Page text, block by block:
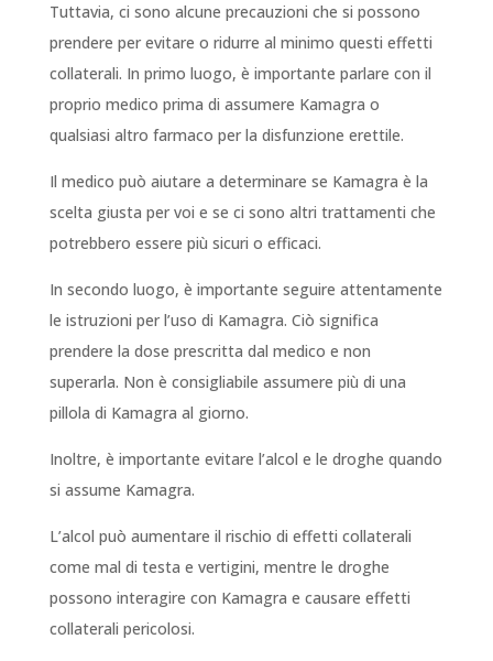
Tuttavia, ci sono alcune precauzioni che si possono
prendere per evitare o ridurre al minimo questi effetti
collaterali. In primo luogo, è importante parlare con il
proprio medico prima di assumere Kamagra o
qualsiasi altro farmaco per la disfunzione erettile.
Il medico può aiutare a determinare se Kamagra è la
scelta giusta per voi e se ci sono altri trattamenti che
potrebbero essere più sicuri o efficaci.
In secondo luogo, è importante seguire attentamente
le istruzioni per l’uso di Kamagra. Ciò significa
prendere la dose prescritta dal medico e non
superarla. Non è consigliabile assumere più di una
pillola di Kamagra al giorno.
Inoltre, è importante evitare l’alcol e le droghe quando
si assume Kamagra.
L’alcol può aumentare il rischio di effetti collaterali
come mal di testa e vertigini, mentre le droghe
possono interagire con Kamagra e causare effetti
collaterali pericolosi.